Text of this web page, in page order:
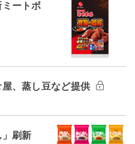
ートボ
屋、蒸し豆など提供
」刷新